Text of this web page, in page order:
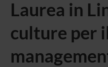
Laurea in
culture per